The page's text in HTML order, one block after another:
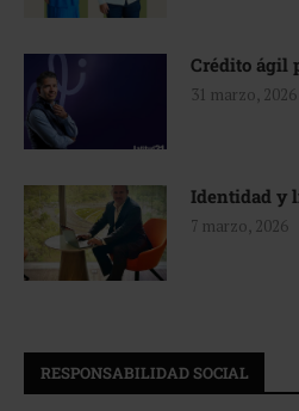
Crédito ágil
31 marzo, 2026
Identidad y
7 marzo, 2026
RESPONSABILIDAD SOCIAL